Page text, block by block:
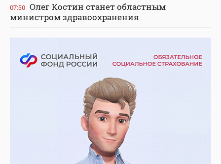
07:50 Олег Костин станет областным
министром здравоохранения